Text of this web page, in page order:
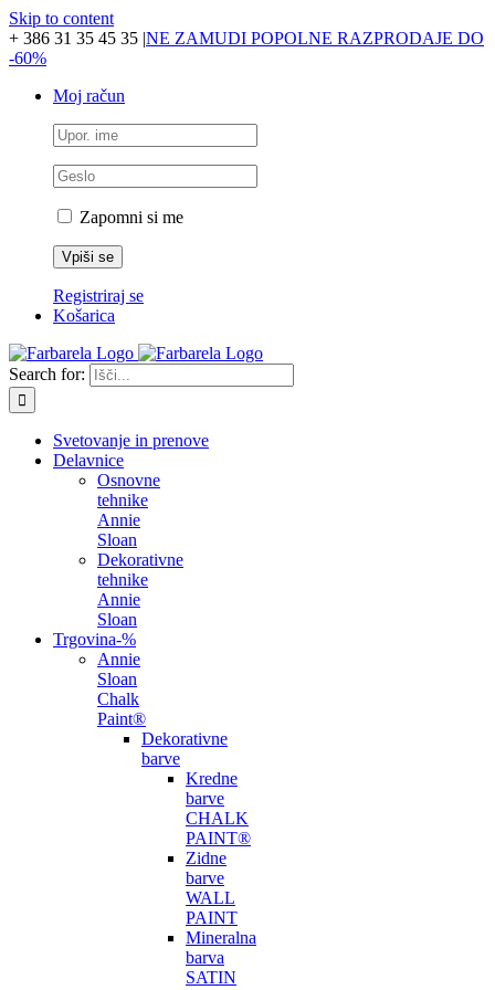
Skip to content
+ 386 31 35 45 35 |NE ZAMUDI POPOLNE RAZPRODAJE DO
-60%
Moj račun
Zapomni si me
Registriraj se
Košarica
Search for:
Svetovanje in prenove
Delavnice
Osnovne
tehnike
Annie
Sloan
Dekorativne
tehnike
Annie
Sloan
Trgovina-%
Annie
Sloan
Chalk
Paint®
Dekorativne
barve
Kredne
barve
CHALK
PAINT®
Zidne
barve
WALL
PAINT
Mineralna
barva
SATIN